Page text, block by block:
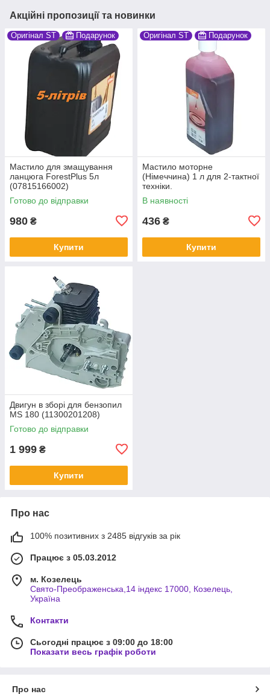
Акційні пропозиції та новинки
Оригінал ST Подарунок
Мастило для змащування
ланцюга ForestPlus 5л
(07815166002)
Готово до відправки
980 ₴
Купити
Оригінал ST Подарунок
Мастило моторне
(Німеччина) 1 л для 2-тактної
техніки.
В наявності
436 ₴
Купити
Двигун в зборі для бензопил
MS 180 (11300201208)
Готово до відправки
1 999 ₴
Купити
Про нас
100% позитивних з 2485 відгуків за рік
Працює з 05.03.2012
м. Козелець
Свято-Преображенська,14 індекс 17000, Козелець,
Україна
Контакти
Сьогодні працює з 09:00 до 18:00
Показати весь графік роботи
Про нас